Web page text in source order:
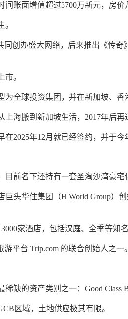
间账面增值超过3700万新元，房价
同创办盛大网络，后来推出《传奇
市。
为全球投资集团，并在新加坡、香
上海搬到新加坡生活，2017年后再
2025年12月就已经签约，并于今
前名下还持有一套圣淘沙湾豪宅
巨头华住集团（H World Group）创
家酒店，包括汉庭、全季等知名
游平台 Trip.com的联合创始人之一。
缺的资产类别之一：Good Class
区域，土地供应极其有限。